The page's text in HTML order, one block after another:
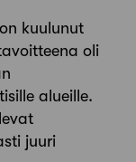
kuulunut
oli
alueille.
juuri